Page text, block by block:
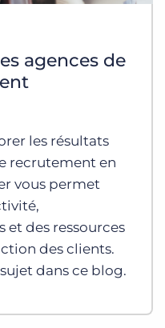
agences de
les résultats
recrutement en
vous permet
des ressources
des clients.
dans ce blog.